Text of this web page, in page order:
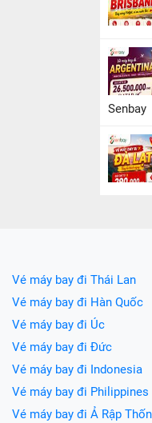
Senbay
Vé máy bay đi Thái Lan
Vé máy bay đi Hàn Quốc
Vé máy bay đi Úc
Vé máy bay đi Đức
Vé máy bay đi Indonesia
Vé máy bay đi Philippines
Vé máy bay đi Ả Rập